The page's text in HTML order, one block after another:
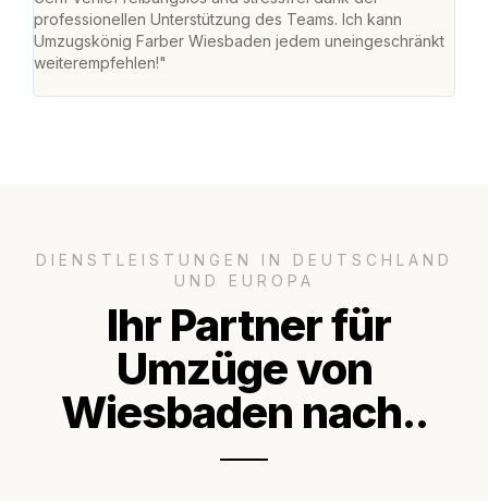
professionellen Unterstützung des Teams. Ich kann
Umzugskönig Farber Wiesbaden jedem uneingeschränkt
weiterempfehlen!"
DIENSTLEISTUNGEN IN DEUTSCHLAND
UND EUROPA
Ihr Partner für
Umzüge von
Wiesbaden nach..